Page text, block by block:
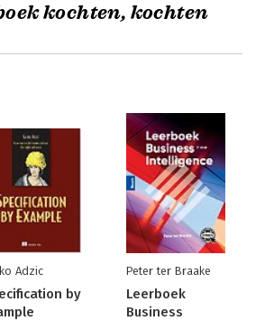
kochten, kochten
Adzic
by
Peter ter Braake
Leerboek
Business